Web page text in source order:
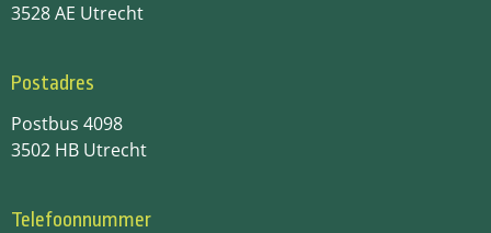
3528 AE Utrecht
Postadres
Postbus 4098
3502 HB Utrecht
Telefoonnummer